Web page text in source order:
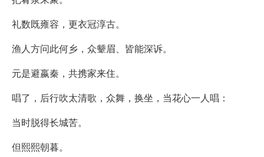
礼数既雍容，更衣冠淳古。
渔人方问此何乡，众颦眉、皆能深诉。
元是避嬴秦，共携家来住。
唱了，后行吹太清歌，众舞，换坐，当花心一人唱：
当时脱得长城苦。
但熙熙朝暮。